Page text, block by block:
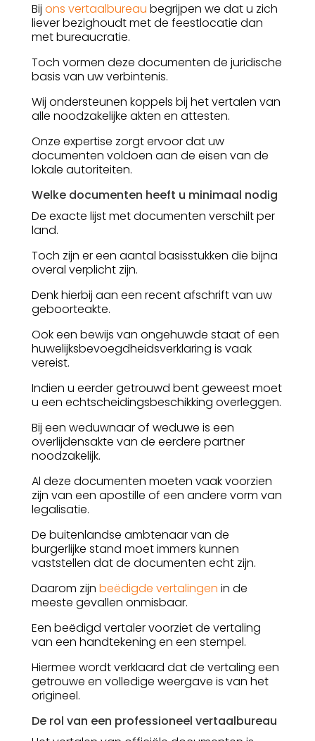
Bij ons vertaalbureau begrijpen we dat u zich
liever bezighoudt met de feestlocatie dan
met bureaucratie.
Toch vormen deze documenten de juridische
basis van uw verbintenis.
Wij ondersteunen koppels bij het vertalen van
alle noodzakelijke akten en attesten.
Onze expertise zorgt ervoor dat uw
documenten voldoen aan de eisen van de
lokale autoriteiten.
Welke documenten heeft u minimaal nodig
De exacte lijst met documenten verschilt per
land.
Toch zijn er een aantal basisstukken die bijna
overal verplicht zijn.
Denk hierbij aan een recent afschrift van uw
geboorteakte.
Ook een bewijs van ongehuwde staat of een
huwelijksbevoegdheidsverklaring is vaak
vereist.
Indien u eerder getrouwd bent geweest moet
u een echtscheidingsbeschikking overleggen.
Bij een weduwnaar of weduwe is een
overlijdensakte van de eerdere partner
noodzakelijk.
Al deze documenten moeten vaak voorzien
zijn van een apostille of een andere vorm van
legalisatie.
De buitenlandse ambtenaar van de
burgerlijke stand moet immers kunnen
vaststellen dat de documenten echt zijn.
Daarom zijn beëdigde vertalingen in de
meeste gevallen onmisbaar.
Een beëdigd vertaler voorziet de vertaling
van een handtekening en een stempel.
Hiermee wordt verklaard dat de vertaling een
getrouwe en volledige weergave is van het
origineel.
De rol van een professioneel vertaalbureau